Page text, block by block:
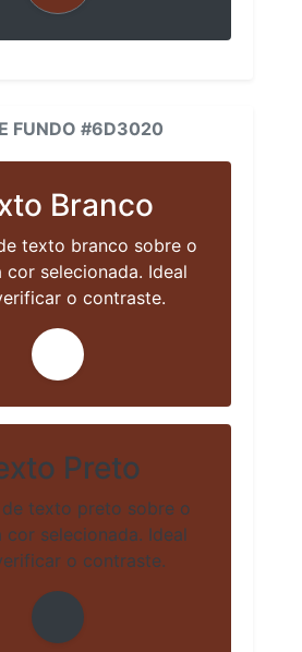
FUNDO #6D3020
Branco
texto branco sobre o
cor selecionada. Ideal
o contraste.
Preto
texto preto sobre o
cor selecionada. Ideal
o contraste.